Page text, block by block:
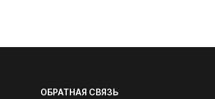
ОБРАТНАЯ СВЯЗЬ